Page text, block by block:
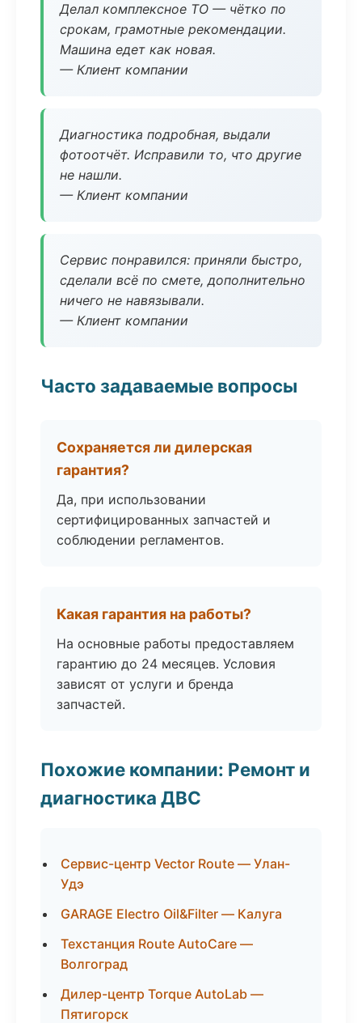
Делал комплексное ТО — чётко по
срокам, грамотные рекомендации.
Машина едет как новая.
— Клиент компании
Диагностика подробная, выдали
фотоотчёт. Исправили то, что другие
не нашли.
— Клиент компании
Сервис понравился: приняли быстро,
сделали всё по смете, дополнительно
ничего не навязывали.
— Клиент компании
Часто задаваемые вопросы
Сохраняется ли дилерская
гарантия?
Да, при использовании
сертифицированных запчастей и
соблюдении регламентов.
Какая гарантия на работы?
На основные работы предоставляем
гарантию до 24 месяцев. Условия
зависят от услуги и бренда
запчастей.
Похожие компании: Ремонт и
диагностика ДВС
Сервис-центр Vector Route — Улан-
Удэ
GARAGE Electro Oil&Filter — Калуга
Техстанция Route AutoCare —
Волгоград
Дилер-центр Torque AutoLab —
Пятигорск